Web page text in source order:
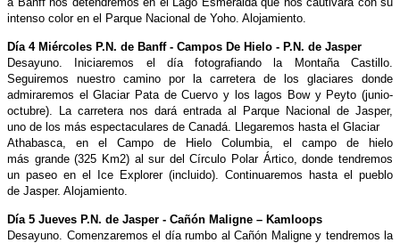
intenso color en el Parque Nacional de Yoho. Alojamiento.
Día 4 Miércoles P.N. de Banff - Campos De Hielo - P.N. de Jasper
Desayuno. Iniciaremos el día fotografiando la Montaña Castillo.
Seguiremos nuestro camino por la carretera de los glaciares donde
admiraremos el Glaciar Pata de Cuervo y los lagos Bow y Peyto (junio-
octubre). La carretera nos dará entrada al Parque Nacional de Jasper,
uno de los más espectaculares de Canadá. Llegaremos hasta el Glaciar
Athabasca, en el Campo de Hielo Columbia, el campo de hielo
más grande (325 Km2) al sur del Círculo Polar Ártico, donde tendremos
un paseo en el Ice Explorer (incluido). Continuaremos hasta el pueblo
de Jasper. Alojamiento.
Día 5 Jueves P.N. de Jasper - Cañón Maligne – Kamloops
Desayuno. Comenzaremos el día rumbo al Cañón Maligne y tendremos la